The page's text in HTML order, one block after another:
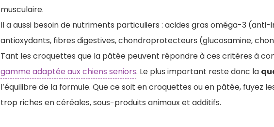
musculaire.
Il a aussi besoin de nutriments particuliers : acides gras oméga-3
antioxydants, fibres digestives, chondroprotecteurs (glucosamine,
Tant les croquettes que la pâtée peuvent répondre à ces critères à
gamme adaptée aux chiens seniors. Le plus important reste donc la
l’équilibre de la formule. Que ce soit en croquettes ou en pâtée, fuyez
trop riches en céréales, sous-produits animaux et additifs.